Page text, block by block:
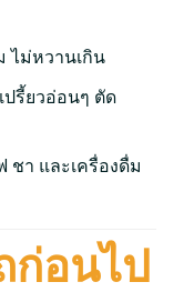
ม่หวานเกิน
รี้ยวอ่อนๆ ตัด
ชา และเครื่องดื่ม
ก่อนไป